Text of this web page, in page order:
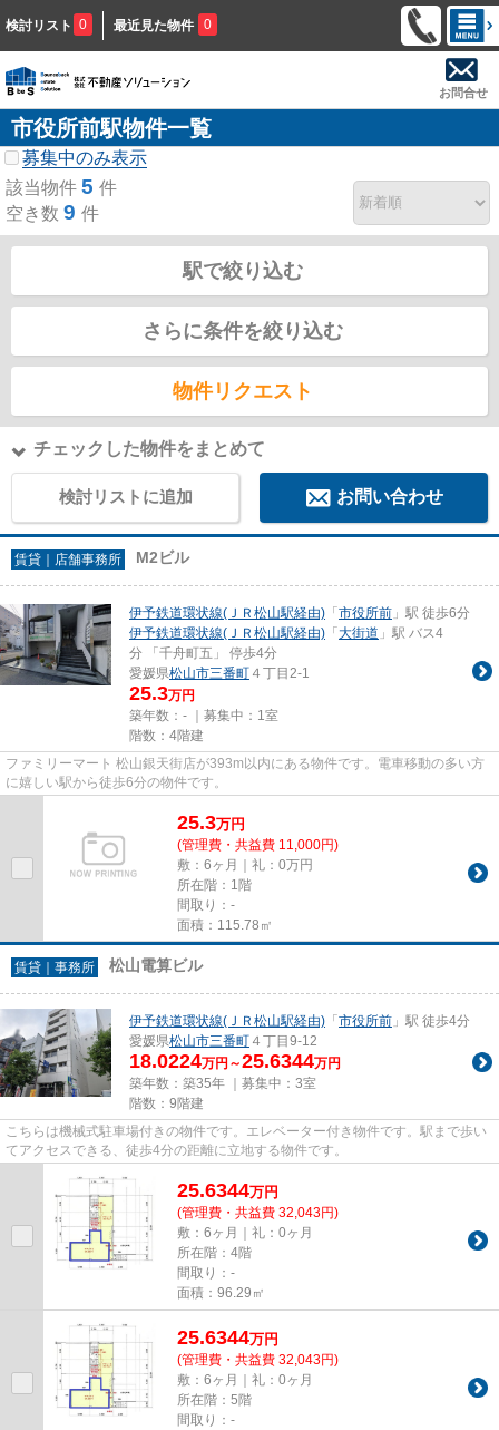
検討リスト 0 最近見た物件 0
お問合せ
市役所前駅物件一覧
募集中のみ表示
該当物件 5 件
空き数 9 件
駅で絞り込む
さらに条件を絞り込む
物件リクエスト
チェックした物件をまとめて
検討リストに追加 お問い合わせ
賃貸｜店舗事務所 M2ビル
伊予鉄道環状線(ＪＲ松山駅経由) 「 市役所前 」駅 徒歩6分
伊予鉄道環状線(ＪＲ松山駅経由) 「 大街道 」駅 バス4
分 「千舟町五」 停歩4分
愛媛県松山市三番町 ４丁目2-1
25.3万円
築年数：- ｜募集中： 1室
階数：4階建
ファミリーマート 松山銀天街店が393m以内にある物件です。電車移動の多い方
に嬉しい駅から徒歩6分の物件です。
25.3万円
(管理費・共益費 11,000円)
敷：6ヶ月｜礼：0万円
所在階：1階
間取り：-
面積：115.78㎡
賃貸｜事務所 松山電算ビル
伊予鉄道環状線(ＪＲ松山駅経由) 「 市役所前 」駅 徒歩4分
愛媛県松山市三番町 ４丁目9-12
18.0224万円～25.6344万円
築年数：築35年 ｜募集中： 3室
階数：9階建
こちらは機械式駐車場付きの物件です。エレベーター付き物件です。駅まで歩い
てアクセスできる、徒歩4分の距離に立地する物件です。
25.6344万円
(管理費・共益費 32,043円)
敷：6ヶ月｜礼：0ヶ月
所在階：4階
間取り：-
面積：96.29㎡
25.6344万円
(管理費・共益費 32,043円)
敷：6ヶ月｜礼：0ヶ月
所在階：5階
間取り：-